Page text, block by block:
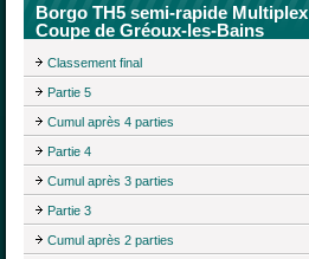
Borgo TH5 semi-rapide Multiplex
Coupe de Gréoux-les-Bains
Classement final
Partie 5
Cumul après 4 parties
Partie 4
Cumul après 3 parties
Partie 3
Cumul après 2 parties